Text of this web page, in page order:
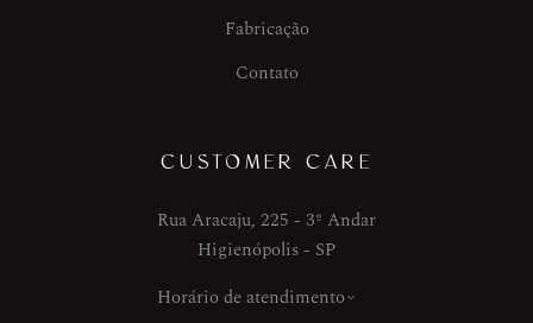
Fabricação
Contato
CUSTOMER CARE
Rua Aracaju, 225 - 3º Andar
Higienópolis - SP
Horário de atendimento